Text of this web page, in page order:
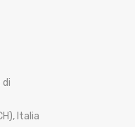
di
Italia